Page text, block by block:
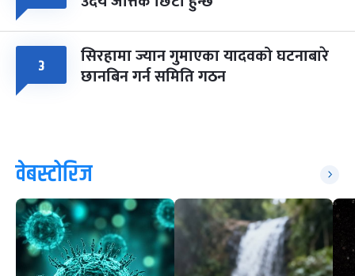
३ सिरहामा ज्यान गुमाएका यादवको घटनाबारे
छानबिन गर्न समिति गठन
वेबस्टोरिज